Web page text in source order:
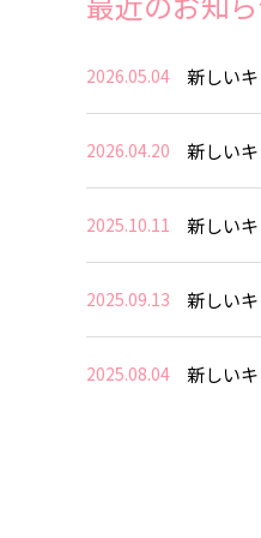
2026.05.04 新しい
2026.04.20 新しい
2025.10.11 新しい
2025.09.13 新しい
2025.08.04 新しい